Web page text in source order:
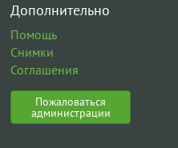
Дополнительно
Помощь
Снимки
Соглашения
Пожаловаться
администрации